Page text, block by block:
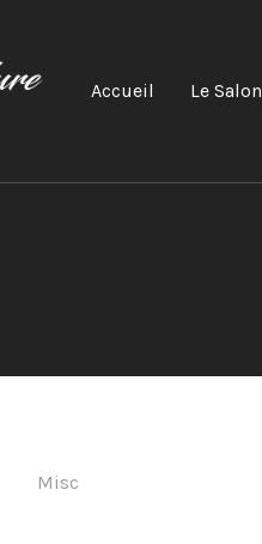
Accueil Le Salon
Misc